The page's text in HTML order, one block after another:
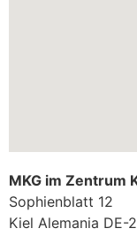
MKG im Zentrum
Sophienblatt 12
Kiel Alemania DE-